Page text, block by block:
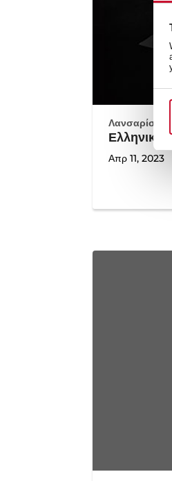
Λανσαρίσματα
Ελληνικό
Απρ 11, 2023